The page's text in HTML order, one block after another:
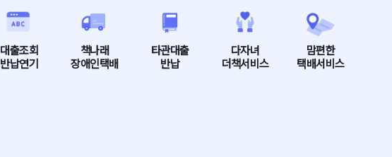
대출조회
반납연기
책나래
장애인택배
타관대출
반납
다자녀
더책서비스
맘편한
택배서비스